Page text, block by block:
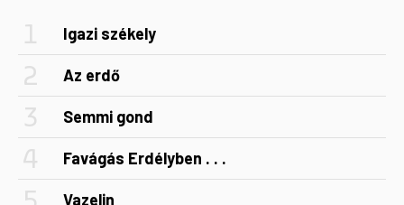
Igazi székely
Az erdő
Semmi gond
Favágás Erdélyben . . .
Vazelin